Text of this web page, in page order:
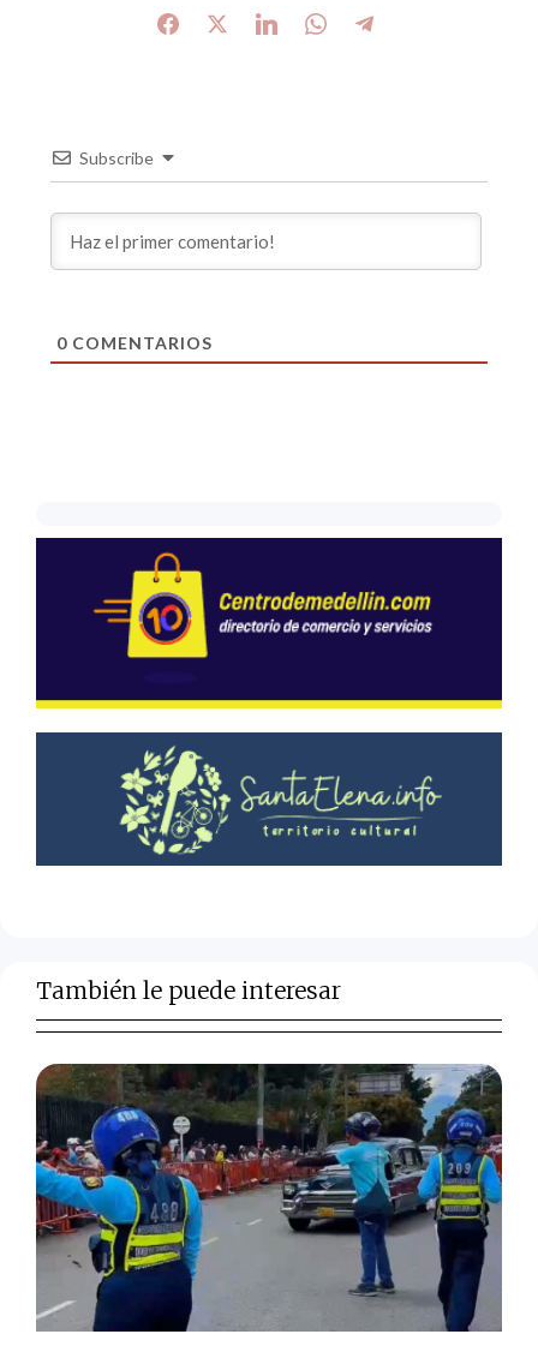
Subscribe
0COMENTARIOS
También le puede interesar